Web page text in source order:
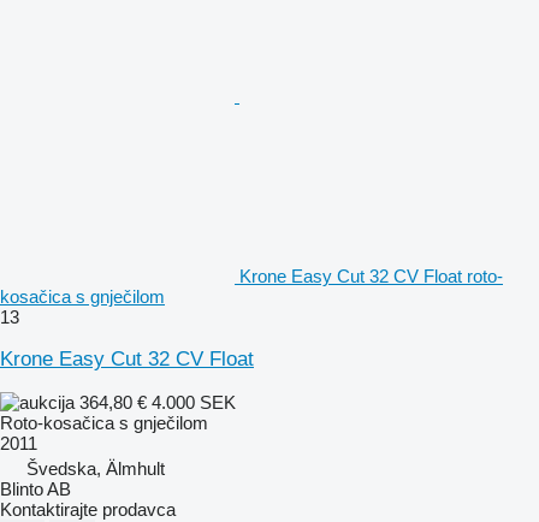
Krone Easy Cut 32 CV Float roto-
kosačica s gnječilom
13
Krone Easy Cut 32 CV Float
364,80 € 4.000 SEK
Roto-kosačica s gnječilom
2011
Švedska, Älmhult
Blinto AB
Kontaktirajte prodavca